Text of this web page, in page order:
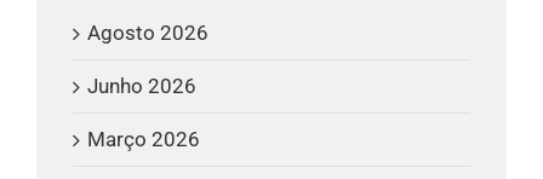
Agosto 2026
Junho 2026
Março 2026